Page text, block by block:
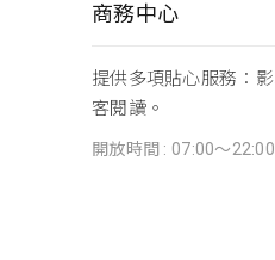
商務中心
提供多項貼心服務：
客閱讀。
開放時間 : 07:00～22:00